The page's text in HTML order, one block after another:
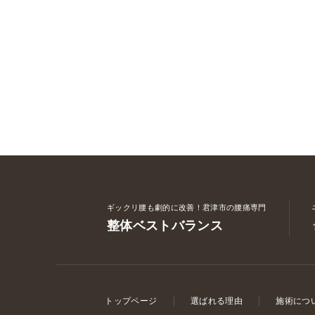
ギックリ腰も劇的に改善！君津市の腰痛専門
整体ベストバランス
トップページ 選ばれる理由 施術につ